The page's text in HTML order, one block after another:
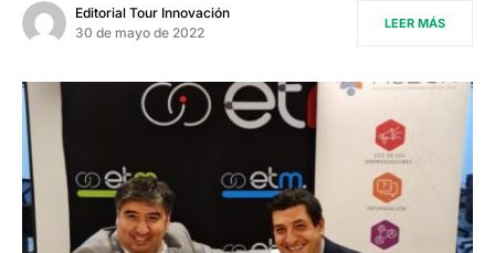
Editorial Tour Innovación
30 de mayo de 2022
LEER MÁS